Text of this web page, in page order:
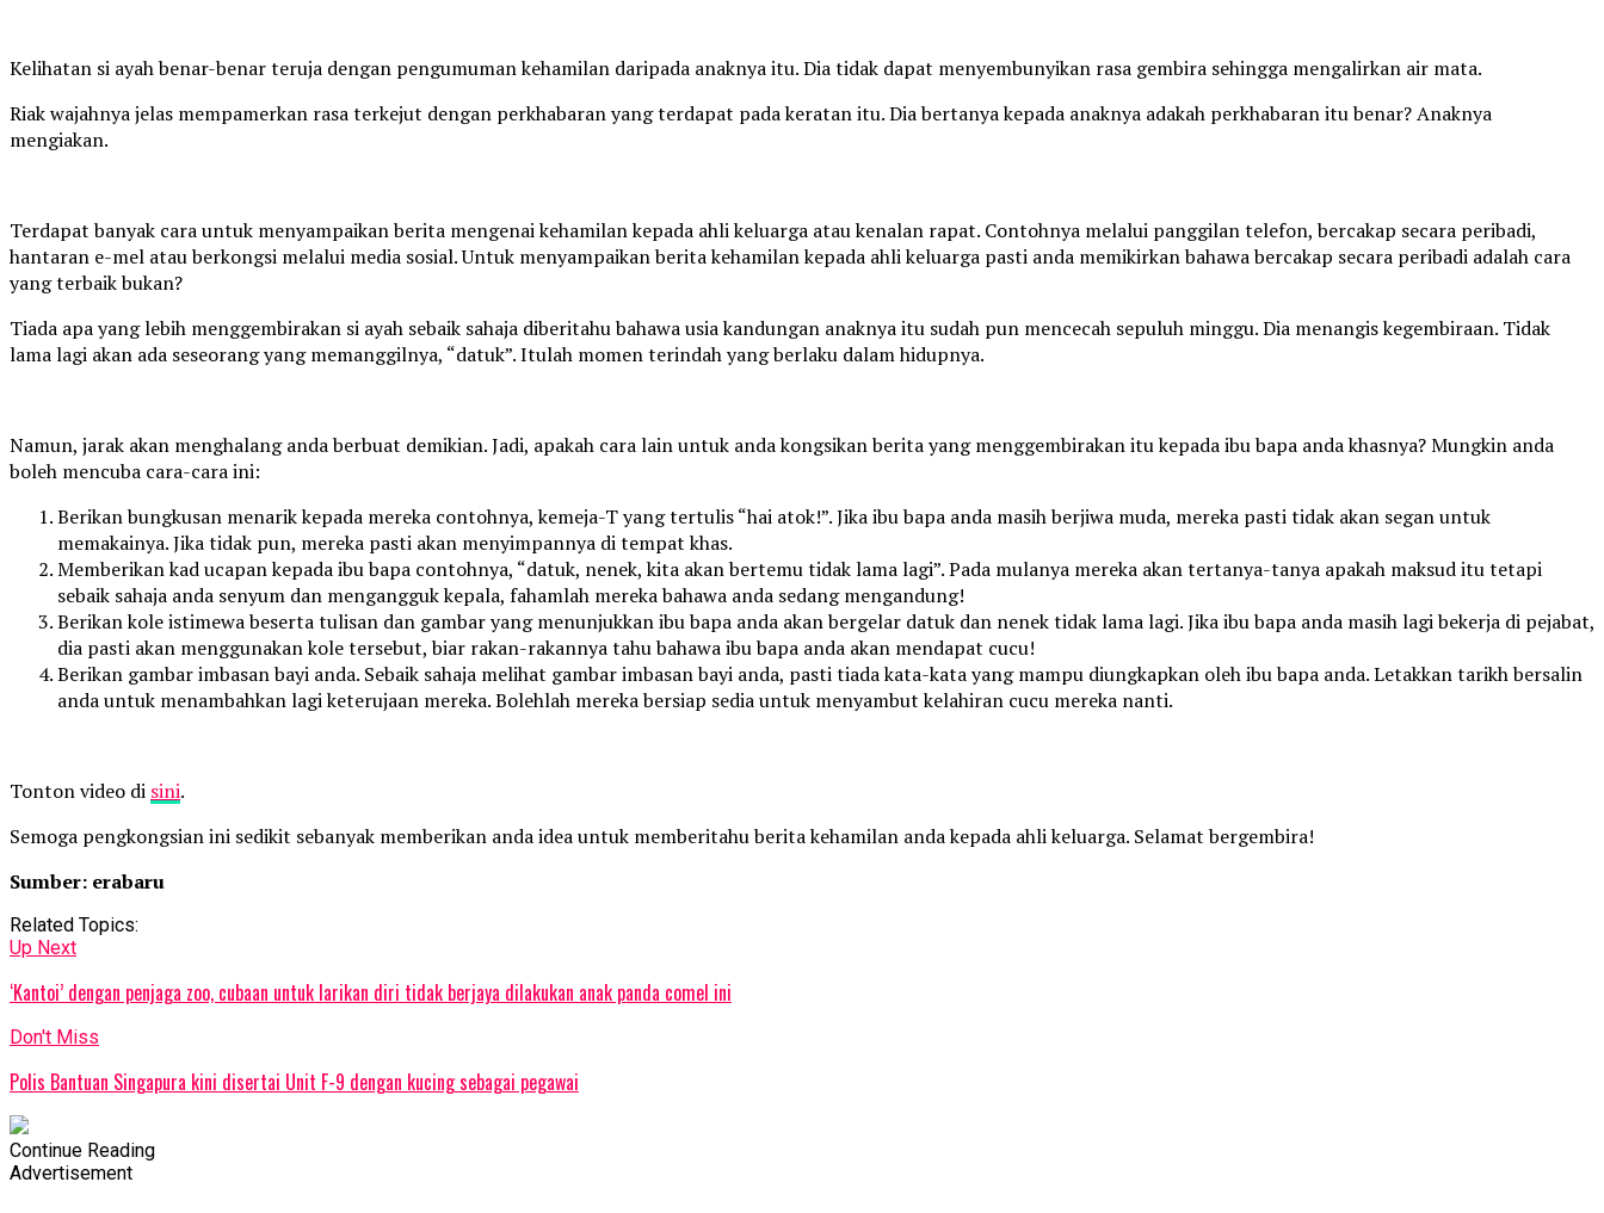
Kelihatan si ayah benar-benar teruja dengan pengumuman kehamilan daripada anaknya itu. Dia tidak dapat menyembunyikan rasa gembira sehingga mengalirkan air mata.
Riak wajahnya jelas mempamerkan rasa terkejut dengan perkhabaran yang terdapat pada keratan itu. Dia bertanya kepada anaknya adakah perkhabaran itu benar? Anaknya
mengiakan.
Terdapat banyak cara untuk menyampaikan berita mengenai kehamilan kepada ahli keluarga atau kenalan rapat. Contohnya melalui panggilan telefon, bercakap secara peribadi,
hantaran e-mel atau berkongsi melalui media sosial. Untuk menyampaikan berita kehamilan kepada ahli keluarga pasti anda memikirkan bahawa bercakap secara peribadi adalah cara
yang terbaik bukan?
Tiada apa yang lebih menggembirakan si ayah sebaik sahaja diberitahu bahawa usia kandungan anaknya itu sudah pun mencecah sepuluh minggu. Dia menangis kegembiraan. Tidak
lama lagi akan ada seseorang yang memanggilnya, “datuk”. Itulah momen terindah yang berlaku dalam hidupnya.
Namun, jarak akan menghalang anda berbuat demikian. Jadi, apakah cara lain untuk anda kongsikan berita yang menggembirakan itu kepada ibu bapa anda khasnya? Mungkin anda
boleh mencuba cara-cara ini:
Berikan bungkusan menarik kepada mereka contohnya, kemeja-T yang tertulis “hai atok!”. Jika ibu bapa anda masih berjiwa muda, mereka pasti tidak akan segan untuk
memakainya. Jika tidak pun, mereka pasti akan menyimpannya di tempat khas.
Memberikan kad ucapan kepada ibu bapa contohnya, “datuk, nenek, kita akan bertemu tidak lama lagi”. Pada mulanya mereka akan tertanya-tanya apakah maksud itu tetapi
sebaik sahaja anda senyum dan mengangguk kepala, fahamlah mereka bahawa anda sedang mengandung!
Berikan kole istimewa beserta tulisan dan gambar yang menunjukkan ibu bapa anda akan bergelar datuk dan nenek tidak lama lagi. Jika ibu bapa anda masih lagi bekerja di pejabat,
dia pasti akan menggunakan kole tersebut, biar rakan-rakannya tahu bahawa ibu bapa anda akan mendapat cucu!
Berikan gambar imbasan bayi anda. Sebaik sahaja melihat gambar imbasan bayi anda, pasti tiada kata-kata yang mampu diungkapkan oleh ibu bapa anda. Letakkan tarikh bersalin
anda untuk menambahkan lagi keterujaan mereka. Bolehlah mereka bersiap sedia untuk menyambut kelahiran cucu mereka nanti.
Tonton video di sini.
Semoga pengkongsian ini sedikit sebanyak memberikan anda idea untuk memberitahu berita kehamilan anda kepada ahli keluarga. Selamat bergembira!
Sumber: erabaru
Related Topics:
Up Next
‘Kantoi’ dengan penjaga zoo, cubaan untuk larikan diri tidak berjaya dilakukan anak panda comel ini
Don't Miss
Polis Bantuan Singapura kini disertai Unit F-9 dengan kucing sebagai pegawai
Continue Reading
Advertisement